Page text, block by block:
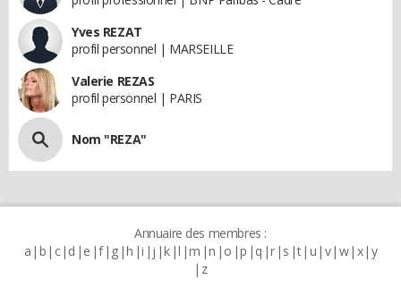
Yves REZAT
profil personnel | MARSEILLE
Valerie REZAS
profil personnel | PARIS
Nom "REZA"
Annuaire des membres :
a b c d e f g h i j k l m n o p q r s t u v w x y
z